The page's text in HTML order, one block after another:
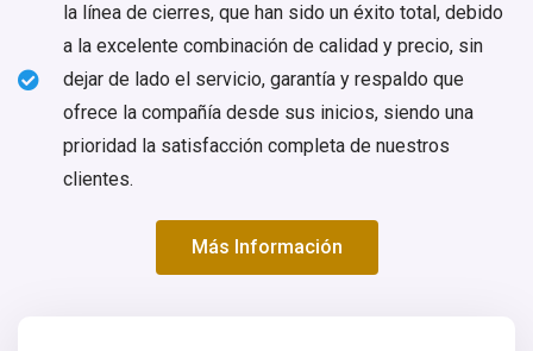
la línea de cierres, que han sido un éxito total, debido
a la excelente combinación de calidad y precio, sin
dejar de lado el servicio, garantía y respaldo que
ofrece la compañía desde sus inicios, siendo una
prioridad la satisfacción completa de nuestros
clientes.
Más Información